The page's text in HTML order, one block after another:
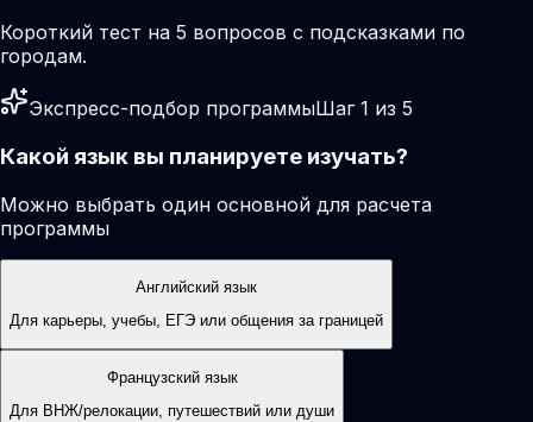
Короткий тест на 5 вопросов с подсказками по
городам.
Экспресс-подбор программыШаг 1 из 5
Какой язык вы планируете изучать?
Можно выбрать один основной для расчета
программы
Английский язык
Для карьеры, учебы, ЕГЭ или общения за границей
Французский язык
Для ВНЖ/релокации, путешествий или души